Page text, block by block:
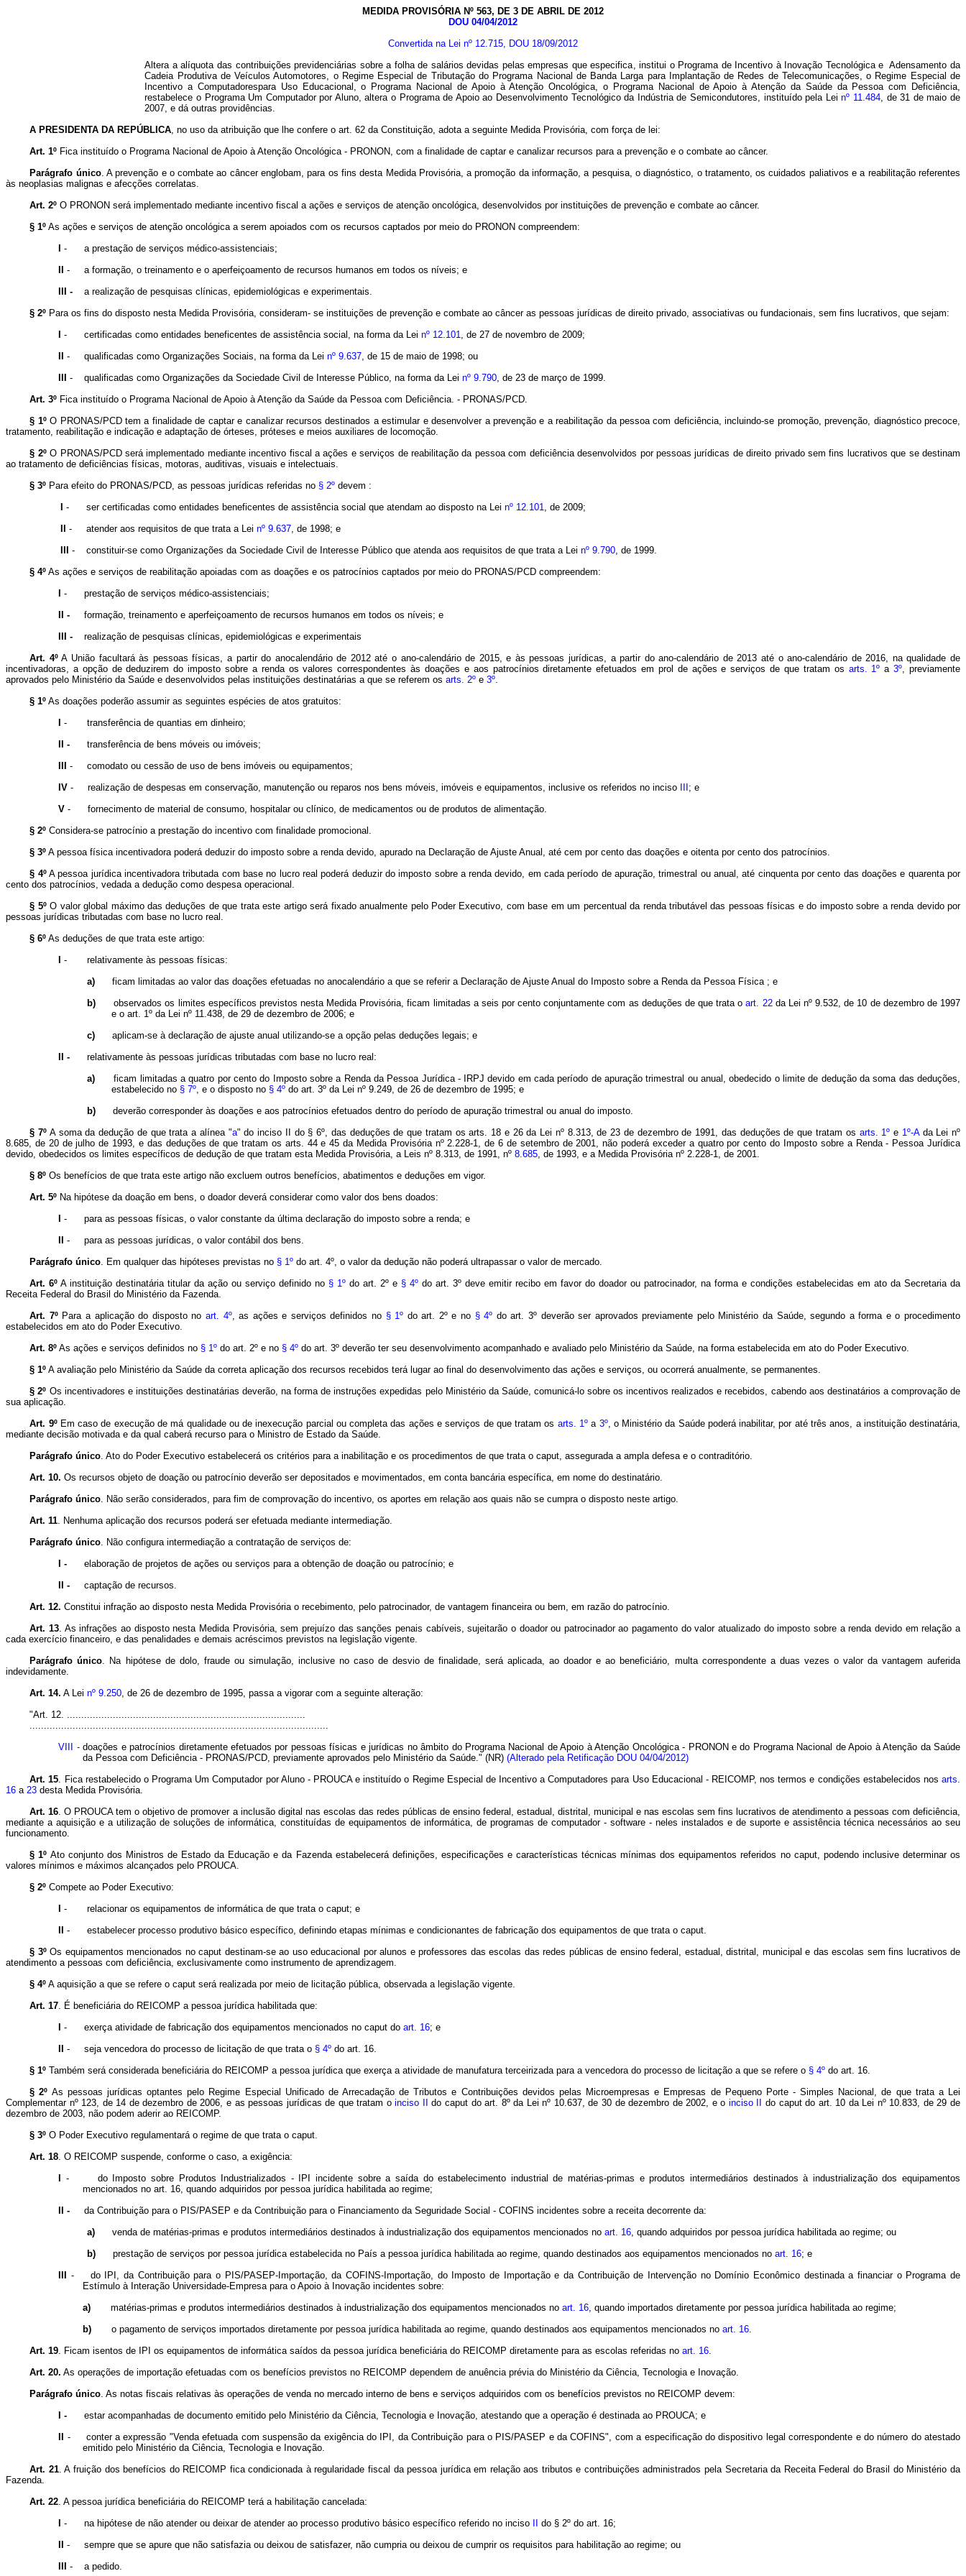
MEDIDA PROVISÓRIA Nº 563, DE 3 DE ABRIL DE 2012
DOU 04/04/2012
Convertida na Lei nº 12.715, DOU 18/09/2012
Altera a alíquota das contribuições previdenciárias sobrea folha de salários devidas pelas empresas que especifica, institui o Programa de Incentivo à Inovação Tecnológica e Adensamento da
Cadeia Produtiva de Veículos Automotores, o Regime Especial de Tributação do Programa Nacional de Banda Larga para Implantação de Redes de Telecomunicações, o Regime Especial de
Incentivo a ComputadoresparaUso Educacional, o Programa Nacional de Apoio à Atenção Oncológica, o Programa Nacional de Apoio à Atenção da Saúde da Pessoa com Deficiência,
restabelece o Programa Um Computador por Aluno, altera o Programa de Apoio ao Desenvolvimento Tecnológico da Indústria de Semicondutores, instituído pela Leinº 11.484, de 31 de maio de
2007, e dá outras providências.
A PRESIDENTA DA REPÚBLICA, no uso da atribuição que lhe confere o art. 62 da Constituição, adota a seguinte Medida Provisória, com força de lei:
Art. 1º Fica instituído o Programa Nacional de Apoio à Atenção Oncológica - PRONON, com a finalidade de captar e canalizar recursos para a prevenção e o combate ao câncer.
Parágrafo único. A prevenção e o combate ao câncer englobam, para os fins desta Medida Provisória, a promoção da informação, a pesquisa, o diagnóstico, o tratamento, os cuidados paliativos e a reabilitação referentes
às neoplasias malignas e afecções correlatas.
Art. 2º O PRONON será implementado mediante incentivo fiscal a ações e serviços de atenção oncológica, desenvolvidos por instituições de prevenção e combate ao câncer.
§ 1º As ações e serviços de atenção oncológica a serem apoiados com os recursos captados por meio do PRONON compreendem:
I-
a prestação de serviços médico-assistenciais;
II-
a formação, o treinamento e o aperfeiçoamento de recursos humanos em todos os níveis; e
III -
a realização de pesquisas clínicas, epidemiológicas e experimentais.
§ 2º Para os fins do disposto nesta Medida Provisória, consideram- se instituições de prevenção e combate ao cânceras pessoas jurídicas de direito privado, associativas ou fundacionais, sem fins lucrativos, que sejam:
I- certificadas como entidades beneficentes de assistência social, na forma da Leinº 12.101, de 27 de novembro de 2009;
- qualificadas como Organizações Sociais, na forma da Leinº 9.637, de 15 de maio de 1998; ou
- qualificadas como Organizações da Sociedade Civil de Interesse Público, na forma da Leinº 9.790, de 23 de março de 1999.
Art. 3º Fica instituído o Programa Nacional de Apoio à Atenção da Saúde da Pessoa com Deficiência. - PRONAS/PCD.
§ 1º O PRONAS/PCD tem a finalidade de captar e canalizar recursos destinados a estimular e desenvolver a prevenção e a reabilitação da pessoa com deficiência, incluindo-se promoção, prevenção, diagnóstico precoce,
tratamento, reabilitação e indicação e adaptação de órteses, próteses e meios auxiliares de locomoção.
§ 2º O PRONAS/PCD será implementado mediante incentivo fiscal a ações e serviços de reabilitação da pessoa com deficiência desenvolvidos por pessoas jurídicas de direito privado sem fins lucrativos que se destinam
ao tratamento de deficiências físicas, motoras, auditivas, visuais e intelectuais.
§ 3º Para efeito do PRONAS/PCD, as pessoas jurídicas referidas no § 2º devem :
- ser certificadas como entidades beneficentes de assistência social que atendam ao disposto na Lei nº 12.101, de 2009;
- atender aos requisitos de que trata a Lei nº 9.637, de 1998; e
- constituir-se como Organizações da Sociedade Civil de Interesse Público que atenda aos requisitos de que trata a Lei nº 9.790, de 1999.
§ 4º As ações e serviços de reabilitação apoiadas com as doações e os patrocínios captados por meio do PRONAS/PCD compreendem:
I-
prestação de serviços médico-assistenciais;
II -
formação, treinamento e aperfeiçoamento de recursos humanos em todos os níveis; e
III -
realização de pesquisas clínicas, epidemiológicas e experimentais
Art. 4ºA União facultará às pessoas físicas, a partir do anocalendáriode 2012 até o ano-calendário de 2015, e às pessoas jurídicas, a partir do ano-calendário de 2013 até o ano-calendário de 2016, na qualidade de
incentivadoras, a opção de deduzirem do imposto sobre a renda os valores correspondentes às doações e aos patrocínios diretamente efetuados em prol de ações e serviços de que tratam os arts. 1º a3º, previamente
aprovados pelo Ministério da Saúde e desenvolvidos pelas instituições destinatárias a que se referem os arts. 2º e 3º.
§ 1º As doações poderão assumir as seguintes espécies de atos gratuitos:
I-
transferência de quantias em dinheiro;
II -
transferência de bens móveis ou imóveis;
III-
comodato ou cessão de uso de bens imóveis ou equipamentos;
IV - realização de despesas em conservação, manutenção ou reparos nos bens móveis, imóveis e equipamentos, inclusive os referidos no inciso
; e
V-
fornecimento de material de consumo, hospitalar ou clínico, de medicamentos ou de produtos de alimentação.
§ 2º Considera-se patrocínio a prestação do incentivo com finalidade promocional.
§ 3º A pessoa física incentivadora poderá deduzir do imposto sobre a renda devido, apurado na Declaração de Ajuste Anual, até cem por cento das doações e oitenta por cento dos patrocínios.
§ 4º A pessoa jurídica incentivadora tributada com base no lucro real poderá deduzir do imposto sobre a renda devido, em cada período de apuração, trimestral ou anual, até cinquenta por cento das doações e quarenta por
cento dos patrocínios, vedada a dedução como despesa operacional.
§ 5ºO valor global máximo das deduções de que trata este artigo será fixado anualmente pelo Poder Executivo, com base em um percentual da renda tributável das pessoas físicas e do imposto sobre a renda devido por
pessoas jurídicas tributadas com base no lucro real.
§ 6º As deduções de que trata este artigo:
I-
relativamente às pessoas físicas:
a)
ficam limitadas ao valor das doações efetuadas noanocalendário a que se referir a Declaração de Ajuste Anual do Imposto sobre a Renda da Pessoa Física ; e
b)
observados os limites específicos previstos nesta Medida Provisória, ficam limitadas a seis por cento conjuntamente com as deduções de que trata oart. 22da Lei nº 9.532, de 10 de dezembro de 1997
e o art. 1º da Lei nº 11.438, de 29 de dezembro de 2006; e
c)
aplicam-se à declaração de ajuste anual utilizando-se a opção pelas deduções legais; e
II -
relativamente às pessoas jurídicas tributadas com base no lucro real:
a)
ficam limitadas a quatro por cento do Imposto sobre a Renda da Pessoa Jurídica - IRPJ devido em cada período de apuração trimestral ou anual, obedecido o limite de dedução da soma das deduções,
estabelecido no § 7º, e o disposto no § 4º do art. 3º da Lei nº 9.249, de 26 de dezembro de 1995; e
b)
deverão corresponder às doações e aos patrocínios efetuados dentro do período de apuração trimestral ou anual do imposto.
§ 7º A soma da dedução de que trata a alínea "a" do inciso II do § 6º, das deduções de que tratam osarts. 18 e 26 da Lei nº 8.313, de 23 de dezembro de 1991, das deduções de que tratam os arts. 1ºe 1º-Ada Lei nº
8.685, de 20 de julho de 1993, e das deduções de que tratam os arts. 44 e 45 da Medida Provisória nº 2.228-1, de 6 de setembro de 2001, não poderá exceder a quatro por cento do Imposto sobre a Renda - Pessoa Jurídica
devido, obedecidos os limites específicos de dedução de que tratam esta Medida Provisória, a Leis nº 8.313, de 1991, nº 8.685, de 1993, e a Medida Provisória nº 2.228-1, de 2001.
§ 8º Os benefícios de que trata este artigo não excluem outros benefícios, abatimentos e deduções em vigor.
Art. 5º Na hipótese da doação em bens, o doador deverá considerar como valor dos bens doados:
I-
para as pessoas físicas, o valor constante da última declaração do imposto sobre a renda; e
II-
para as pessoas jurídicas, o valor contábil dos bens.
Parágrafo único. Em qualquer das hipóteses previstas no § 1º do art. 4º, o valor da dedução não poderá ultrapassar o valor de mercado.
Art. 6º A instituição destinatária titular da ação ou serviço definido no § 1º do art. 2º e § 4º do art. 3º deve emitir recibo em favor do doador ou patrocinador, na forma e condições estabelecidas em ato da Secretaria da
Receita Federal do Brasil do Ministério da Fazenda.
Art. 7ºPara a aplicação do disposto no art. 4º, as ações e serviços definidos no § 1º do art. 2º e no § 4º do art. 3º deverão ser aprovados previamente pelo Ministério da Saúde, segundo a forma e o procedimento
estabelecidos em ato do Poder Executivo.
Art. 8º As ações e serviços definidos no § 1º do art. 2º e no § 4º do art. 3º deverão ter seu desenvolvimento acompanhado e avaliado pelo Ministério da Saúde, na forma estabelecida em ato do Poder Executivo.
§ 1º A avaliação pelo Ministério da Saúde da correta aplicação dos recursos recebidos terá lugar ao final do desenvolvimento das ações e serviços, ou ocorrerá anualmente, se permanentes.
§ 2º Os incentivadores e instituições destinatárias deverão, na forma de instruções expedidas pelo Ministério da Saúde, comunicá-lo sobre os incentivos realizados e recebidos, cabendo aos destinatários acomprovação de
sua aplicação.
Art. 9º Em caso de execução de má qualidade ou de inexecução parcial ou completa das ações e serviços de que tratam os arts. 1ºa 3º, o Ministério da Saúde poderá inabilitar, por até três anos, a instituição destinatária,
mediante decisão motivada e da qual caberá recurso para o Ministro de Estado da Saúde.
Parágrafo único.Ato do Poder Executivo estabelecerá os critérios para a inabilitação e os procedimentos de que trata o caput, asseguradaaampla defesa e o contraditório.
Art. 10. Os recursos objeto de doação ou patrocínio deverão ser depositados e movimentados, em conta bancária específica, em nome do destinatário.
Parágrafo único. Não serão considerados, para fim de comprovação do incentivo, os aportes em relação aos quais não se cumpra o disposto neste artigo.
Art. 11. Nenhuma aplicação dos recursos poderá ser efetuada mediante intermediação.
Parágrafo único. Não configura intermediação a contratação de serviços de:
I -
elaboração de projetos de ações ou serviços para a obtenção de doação ou patrocínio; e
II -
captação de recursos.
Art. 12. Constitui infração ao disposto nesta Medida Provisória o recebimento, pelo patrocinador, de vantagem financeira ou bem, em razão do patrocínio.
Art. 13. As infrações ao disposto nesta Medida Provisória, sem prejuízo das sanções penais cabíveis, sujeitarão o doador ou patrocinador ao pagamento do valor atualizado do imposto sobre a renda devido em relação a
cada exercício financeiro, e das penalidades e demais acréscimos previstos na legislação vigente.
Parágrafo único. Na hipótese de dolo, fraude ou simulação, inclusive no caso de desvio de finalidade, será aplicada, ao doador e ao beneficiário, multa correspondente a duas vezes o valor da vantagem auferida
indevidamente.
Art. 14. A Leinº 9.250, de 26 de dezembro de 1995, passa a vigorar com a seguinte alteração:
"Art. 12. ...................................................................................
........................................................................................................
VIII - doações e patrocínios diretamente efetuados por pessoas físicas e jurídicas no âmbito do Programa Nacional de Apoio à Atenção Oncológica - PRONON e do Programa Nacional de Apoio à Atenção da Saúde
da Pessoa com Deficiência - PRONAS/PCD, previamente aprovados pelo Ministério da Saúde." (NR) (Alterado pela Retificação DOU 04/04/2012)
Art. 15. Fica restabelecido o Programa Um Computador por Aluno - PROUCA e instituído o Regime Especial de Incentivo a Computadores para Uso Educacional - REICOMP, nos termos e condições estabelecidos nosarts.
16 a 23 desta Medida Provisória.
Art. 16. O PROUCA tem o objetivo de promover a inclusão digital nas escolas das redes públicas de ensino federal, estadual, distrital, municipal e nas escolas sem fins lucrativos de atendimento a pessoas com deficiência,
mediante a aquisição e a utilização de soluções de informática, constituídas de equipamentos de informática, de programas de computador - software - neles instalados e de suporte e assistência técnica necessários ao seu
funcionamento.
§ 1º Ato conjunto dos Ministros de Estado da Educação e da Fazenda estabelecerá definições, especificações e características técnicas mínimas dos equipamentos referidos no caput, podendo inclusive determinar os
valores mínimos e máximos alcançados pelo PROUCA.
§ 2º Compete ao Poder Executivo:
I-
relacionar os equipamentos de informática de que trata o caput; e
II-
estabelecer processo produtivo básico específico, definindo etapas mínimas e condicionantes de fabricação dos equipamentos de que trata o caput.
§ 3º Os equipamentos mencionados no caput destinam-se ao uso educacional por alunos e professores das escolas das redes públicas de ensino federal, estadual, distrital, municipal e das escolas sem fins lucrativos de
atendimento a pessoas com deficiência, exclusivamente como instrumento de aprendizagem.
§ 4º A aquisição a que se refere o caput será realizada por meio de licitação pública, observada a legislação vigente.
Art. 17. É beneficiária do REICOMP a pessoa jurídica habilitada que:
I- exerça atividade de fabricação dos equipamentos mencionados no caput doart. 16; e
- seja vencedora do processo de licitação de que trata o § 4º do art. 16.
§ 1º Também será considerada beneficiária do REICOMP a pessoa jurídica que exerça a atividade de manufatura terceirizada para a vencedora do processo de licitação a que se refere o § 4º do art. 16.
§ 2º As pessoas jurídicas optantes pelo Regime Especial Unificado de Arrecadação de Tributos e Contribuições devidos pelas Microempresas e Empresas de Pequeno Porte - Simples Nacional, de que trata a Lei
Complementar nº 123, de 14 de dezembro de 2006, e as pessoas jurídicas de que tratam oinciso IIdo caput do art. 8º da Lei nº 10.637, de 30 de dezembro de 2002, e o inciso II
do caput do art. 10 da Lei nº 10.833, de 29 de
dezembro de 2003, não podem aderir ao REICOMP.
§ 3º O Poder Executivo regulamentará o regime de que trata o caput.
Art. 18.O REICOMP suspende, conforme o caso, a exigência:
-
do Imposto sobre Produtos Industrializados - IPI incidente sobre a saída do estabelecimento industrial de matérias-primas e produtos intermediários destinados à industrialização dos equipamentos
mencionados no art. 16, quando adquiridos por pessoa jurídica habilitada ao regime;
II -
da Contribuição para o PIS/PASEP e da Contribuição para o Financiamento da Seguridade Social - COFINS incidentes sobre a receita decorrente da:
a)
venda de matérias-primas e produtos intermediários destinados à industrialização dos equipamentos mencionados noart. 16, quando adquiridos por pessoa jurídica habilitada ao regime; ou
b)
prestação de serviços por pessoa jurídica estabelecida no Paísapessoa jurídica habilitada ao regime, quando destinados aos equipamentos mencionados noart. 16; e
-
do IPI, da Contribuição para o PIS/PASEP-Importação, da COFINS-Importação, do Imposto de Importação e da Contribuição de Intervenção no Domínio Econômico destinada a financiar o Programa de
Estímulo à Interação Universidade-Empresa para o Apoio à Inovação incidentes sobre:
a)
matérias-primas e produtos intermediários destinados à industrialização dos equipamentos mencionados no art. 16, quando importados diretamente por pessoa jurídica habilitada ao regime;
b)
o pagamento de serviços importados diretamente por pessoa jurídica habilitada ao regime, quando destinados aos equipamentos mencionados no art. 16.
Art. 19. Ficam isentos de IPI os equipamentos de informática saídos da pessoa jurídica beneficiária do REICOMP diretamente para as escolas referidas noart. 16.
Art. 20. As operações de importação efetuadas com os benefícios previstos no REICOMP dependem de anuência prévia do Ministério da Ciência, Tecnologia e Inovação.
Parágrafo único.As notas fiscais relativas às operações de venda no mercado interno de bens e serviços adquiridos com os benefícios previstos no REICOMP devem:
I -
estar acompanhadas de documento emitido pelo Ministério da Ciência, Tecnologia e Inovação, atestando que a operação é destinada ao PROUCA; e
-
conter a expressão "Venda efetuada com suspensão da exigência do IPI, da Contribuição para o PIS/PASEP e da COFINS", com a especificação do dispositivo legal correspondente e do número do atestado
emitido pelo Ministério da Ciência, Tecnologia e Inovação.
Art. 21.A fruição dos benefícios do REICOMP fica condicionada à regularidade fiscal da pessoa jurídica em relação aos tributos e contribuições administrados pela Secretaria da Receita Federal do Brasil do Ministério da
Fazenda.
Art. 22.A pessoa jurídica beneficiária do REICOMP terá a habilitação cancelada:
I- na hipótese de não atender ou deixar de atender ao processo produtivo básico específico referido no inciso IIdo § 2º do art. 16;
-
sempre que se apure que não satisfazia ou deixou de satisfazer, não cumpria ou deixou de cumprir os requisitos para habilitação ao regime; ou
III- a pedido.